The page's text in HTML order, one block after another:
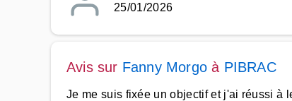
25/01/2026
Avis sur Fanny Morgo à PIBRAC
Je me suis fixée un objectif et j'ai réussi à